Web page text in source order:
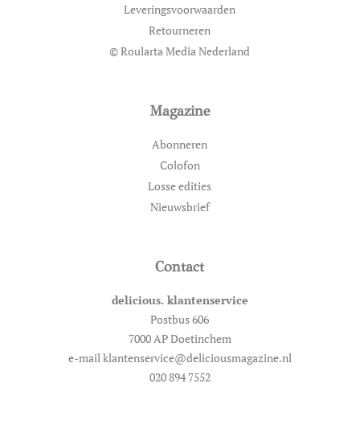
Leveringsvoorwaarden
Retourneren
© Roularta Media Nederland
Magazine
Abonneren
Colofon
Losse edities
Nieuwsbrief
Contact
delicious. klantenservice
Postbus 606
7000 AP Doetinchem
e-mail klantenservice@deliciousmagazine.nl
020 894 7552